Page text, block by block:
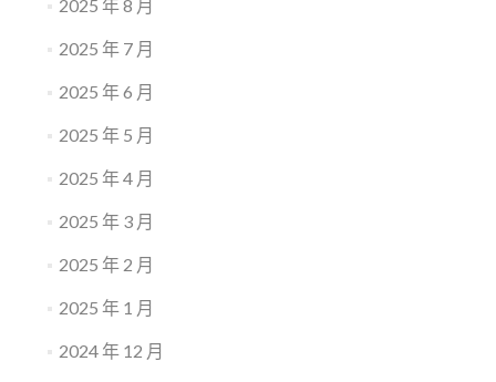
2025 年 8 月
2025 年 7 月
2025 年 6 月
2025 年 5 月
2025 年 4 月
2025 年 3 月
2025 年 2 月
2025 年 1 月
2024 年 12 月